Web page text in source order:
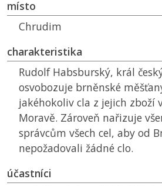
místo
Chrudim
charakteristika
Rudolf Habsburský, král
osvobozuje brněnské
jakéhokoliv cla z jejich zboží
Moravě. Zároveň nařizuje
správcům všech cel, aby od
nepožadovali žádné clo.
účastníci